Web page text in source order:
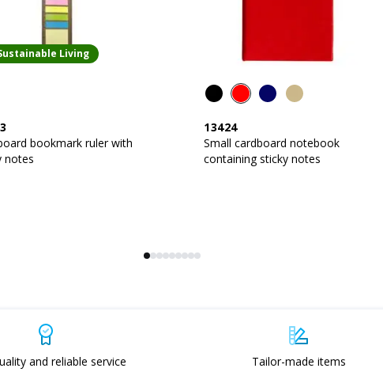
Living
bookmark ruler with
notes
13424
Small cardboard notebook
containing sticky notes
and reliable service Tailor-made items